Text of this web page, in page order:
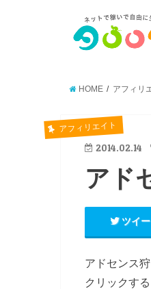
HOME アフィリ
アフィリエイト
2014.02.14
アド
ツイ
アドセンス
クリックす